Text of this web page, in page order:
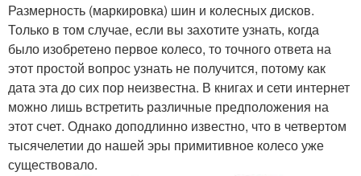
Размерность (маркировка) шин и колесных дисков.
Только в том случае, если вы захотите узнать, когда
было изобретено первое колесо, то точного ответа на
этот простой вопрос узнать не получится, потому как
дата эта до сих пор неизвестна. В книгах и сети интернет
можно лишь встретить различные предположения на
этот счет. Однако доподлинно известно, что в четвертом
тысячелетии до нашей эры примитивное колесо уже
существовало.